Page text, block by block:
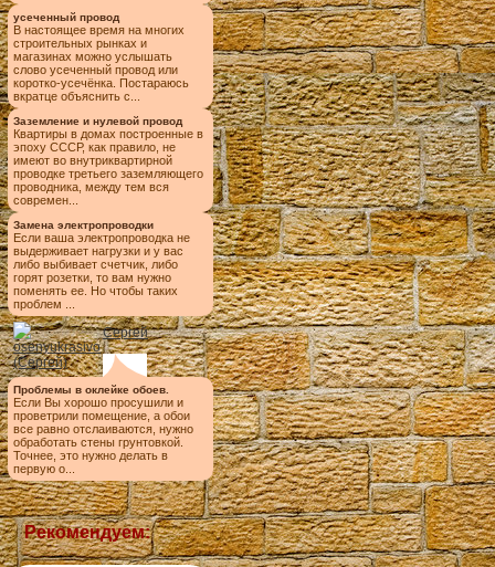
усеченный провод
В настоящее время на многих
строительных рынках и
магазинах можно услышать
слово усеченный провод или
коротко-усечёнка. Постараюсь
вкратце объяснить с...
Заземление и нулевой провод
Квартиры в домах построенные в
эпоху СССР, как правило, не
имеют во внутриквартирной
проводке третьего заземляющего
проводника, между тем вся
современ...
Замена электропроводки
Если ваша электропроводка не
выдерживает нагрузки и у вас
либо выбивает счетчик, либо
горят розетки, то вам нужно
поменять ее. Но чтобы таких
проблем ...
Сергей
Проблемы в оклейке обоев.
Если Вы хорошо просушили и
проветрили помещение, а обои
все равно отслаиваются, нужно
обработать стены грунтовкой.
Точнее, это нужно делать в
первую о...
Рекомендуем: